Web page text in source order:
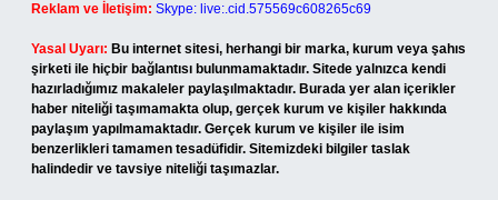
Reklam ve İletişim: Skype: live:.cid.575569c608265c69
Yasal Uyarı: Bu internet sitesi, herhangi bir marka, kurum veya şahıs
şirketi ile hiçbir bağlantısı bulunmamaktadır. Sitede yalnızca kendi
hazırladığımız makaleler paylaşılmaktadır. Burada yer alan içerikler
haber niteliği taşımamakta olup, gerçek kurum ve kişiler hakkında
paylaşım yapılmamaktadır. Gerçek kurum ve kişiler ile isim
benzerlikleri tamamen tesadüfidir. Sitemizdeki bilgiler taslak
halindedir ve tavsiye niteliği taşımazlar.